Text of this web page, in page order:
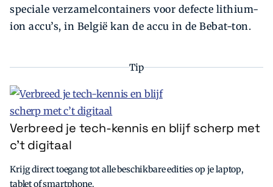
speciale verzamelcontainers voor defecte lithium-
ion accu’s, in België kan de accu in de Bebat-ton.
Tip
Verbreed je tech-kennis en blijf scherp met
c’t digitaal
Krijg direct toegang tot alle beschikbare edities op je laptop,
tablet of smartphone.